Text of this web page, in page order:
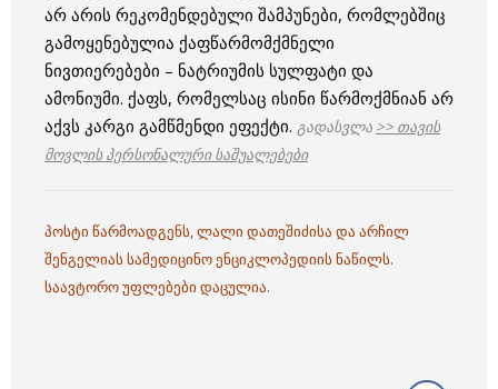
არ არის რეკომენდებული შამპუნები, რომლებშიც
გამოყენებულია ქაფწარმომქმნელი
ნივთიერებები – ნატრიუმის სულფატი და
ამონიუმი. ქაფს, რომელსაც ისინი წარმოქმნიან არ
აქვს კარგი გამწმენდი ეფექტი. გადასვლა >> თავის
მოვლის პერსონალური საშუალებები
პოსტი წარმოადგენს, ლალი დათეშიძისა და არჩილ
შენგელიას სამედიცინო ენციკლოპედიის ნაწილს.
საავტორო უფლებები დაცულია.